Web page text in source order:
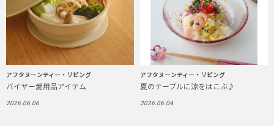
アフタヌーンティー・リビング
バイヤー愛用品アイテム
2026.06.06
アフタヌーンティー・リビング
夏のテーブルに涼をはこぶ♪
2026.06.04